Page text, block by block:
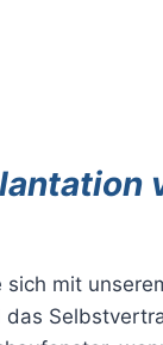
sich mit